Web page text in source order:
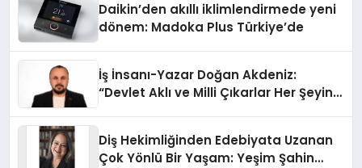
Daikin’den akıllı iklimlendirmede yeni
dönem: Madoka Plus Türkiye’de
İş İnsanı-Yazar Doğan Akdeniz:
“Devlet Aklı ve Milli Çıkarlar Her Şeyin
Diş Hekimliğinden Edebiyata Uzanan
Çok Yönlü Bir Yaşam: Yeşim Şahin